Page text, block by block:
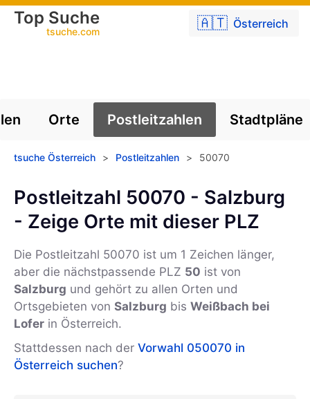
🇦🇹 Österreich
Top Suche
tsuche.com
Orte Postleitzahlen Stadtpläne
tsuche Österreich > Postleitzahlen > 50070
Postleitzahl 50070 - Salzburg
- Zeige Orte mit dieser PLZ
Die Postleitzahl 50070 ist um 1 Zeichen länger,
aber die nächstpassende PLZ 50 ist von
Salzburg und gehört zu allen Orten und
Ortsgebieten von Salzburg bis Weißbach bei
Lofer in Österreich.
Stattdessen nach der Vorwahl 050070 in
Österreich suchen?